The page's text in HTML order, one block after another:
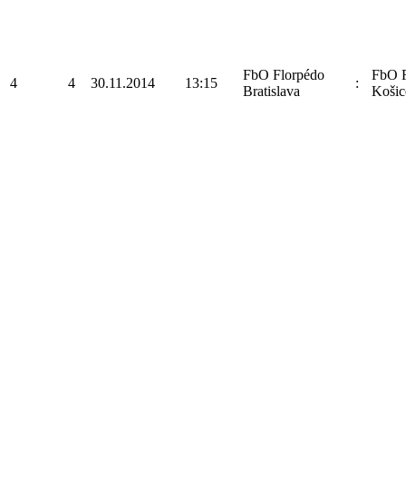
4 4 30.11.2014 13:15
FbO Florpédo
Bratislava
:
FbO